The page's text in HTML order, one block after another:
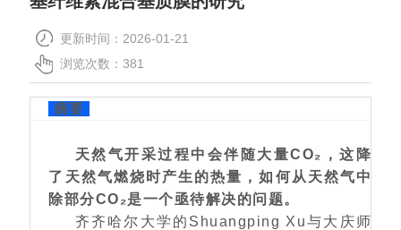
更新时间：2026-01-21
浏览次数：381
摘要
天然气开采过程中会伴随大量CO₂，这降低
了天然气燃烧时产生的热量，如何从天然气中去
除部分CO₂是一个亟待解决的问题。
齐齐哈尔大学的Shuangping Xu与大庆师范